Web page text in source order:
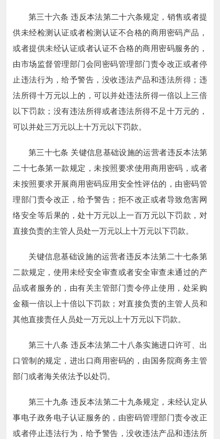
第三十六条 违反本法第二十六条规定，销售或者提
供未经检测认证或者检测认证不合格的商用密码产品，
或者提供未经认证或者认证不合格的商用密码服务的，
由市场监督管理部门会同密码管理部门责令改正或者停
止违法行为，给予警告，没收违法产品和违法所得；违
法所得十万元以上的，可以并处违法所得一倍以上三倍
以下罚款；没有违法所得或者违法所得不足十万元的，
可以并处三万元以上十万元以下罚款。
第三十七条 关键信息基础设施的运营者违反本法第
二十七条第一款规定，未按照要求使用商用密码，或者
未按照要求开展商用密码应用安全性评估的，由密码管
理部门责令改正，给予警告；拒不改正或者导致危害网
络安全等后果的，处十万元以上一百万元以下罚款，对
直接负责的主管人员处一万元以上十万元以下罚款。
关键信息基础设施的运营者违反本法第二十七条第
二款规定，使用未经安全审查或者安全审查未通过的产
品或者服务的，由有关主管部门责令停止使用，处采购
金额一倍以上十倍以下罚款；对直接负责的主管人员和
其他直接责任人员处一万元以上十万元以下罚款。
第三十八条 违反本法第二十八条实施进口许可、出
口管制的规定，进出口商用密码的，由国务院商务主管
部门或者海关依法予以处罚。
第三十九条 违反本法第二十九条规定，未经认定从
事电子政务电子认证服务的，由密码管理部门责令改正
或者停止违法行为，给予警告，没收违法产品和违法所